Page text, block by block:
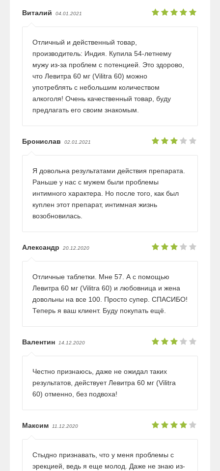
Виталий 04.01.2021
Отличный и действенный товар,
производитель: Индия. Купила 54-летнему
мужу из-за проблем с потенцией. Это здорово,
что Левитра 60 мг (Vilitra 60) можно
употреблять с небольшим количеством
алкоголя! Очень качественный товар, буду
предлагать его своим знакомым.
Бронислав 02.01.2021
Я довольна результатами действия препарата.
Раньше у нас с мужем были проблемы
интимного характера. Но после того, как был
куплен этот препарат, интимная жизнь
возобновилась.
Александр 20.12.2020
Отличные таблетки. Мне 57. А с помощью
Левитра 60 мг (Vilitra 60) и любовница и жена
довольны на все 100. Просто супер. СПАСИБО!
Теперь я ваш клиент. Буду покупать ещё.
Валентин 14.12.2020
Честно признаюсь, даже не ожидал таких
результатов, действует Левитра 60 мг (Vilitra
60) отменно, без подвоха!
Максим 11.12.2020
Стыдно признавать, что у меня проблемы с
эрекцией, ведь я еще молод. Даже не знаю из-